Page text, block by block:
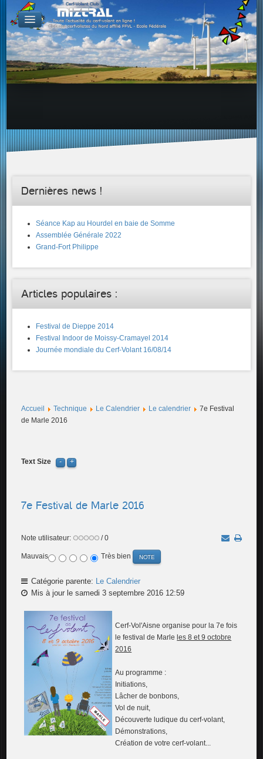
De par le monde
GALERIES
Galerie Photo
Galerie KAP
Galerie Vidéo
Proposer un lien sur votre site Web
Proposer un nouveau lien !
Dernières news !
Séance Kap au Hourdel en baie de Somme
Assemblée Générale 2022
Grand-Fort Philippe
Articles populaires :
Festival de Dieppe 2014
Festival Indoor de Moissy-Cramayel 2014
Journée mondiale du Cerf-Volant 16/08/14
Accueil Technique Le Calendrier Le calendrier
7e Festival
de Marle 2016
Text Size
7e Festival de Marle 2016
Note utilisateur: / 0
Mauvais Très bien
Catégorie parente: Le Calendrier
Mis à jour le samedi 3 septembre 2016 12:59
Cerf-Vol'Aisne organise pour la 7e fois
le festival de Marle les 8 et 9 octobre
2016
Au programme :
Initiations,
Lâcher de bonbons,
Vol de nuit,
Découverte ludique du cerf-volant,
Démonstrations,
Création de votre cerf-volant...